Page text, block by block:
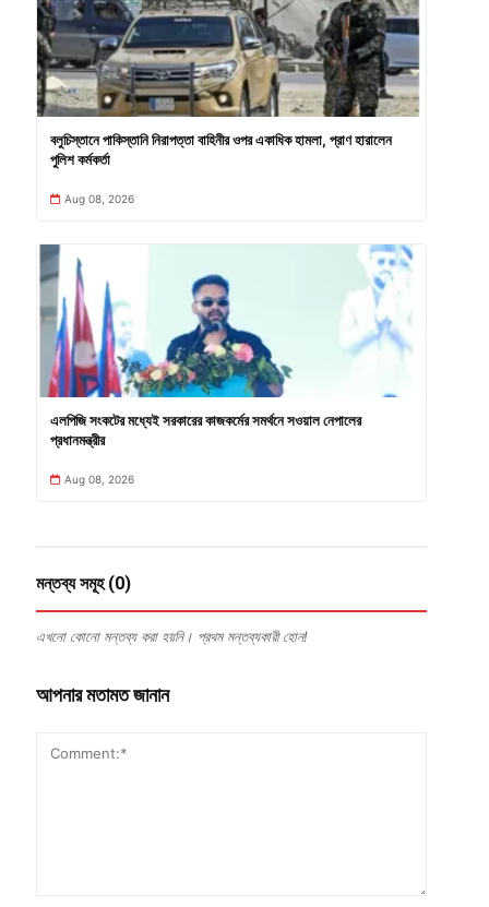
বলুচিস্তানে পাকিস্তানি নিরাপত্তা বাহিনীর ওপর একাধিক হামলা, প্রাণ হারালেন
পুলিশ কর্মকর্তা
Aug 08, 2026
এলপিজি সংকটের মধ্যেই সরকারের কাজকর্মের সমর্থনে সওয়াল নেপালের
প্রধানমন্ত্রীর
Aug 08, 2026
মন্তব্য সমূহ (0)
এখনো কোনো মন্তব্য করা হয়নি। প্রথম মন্তব্যকারী হোন!
আপনার মতামত জানান